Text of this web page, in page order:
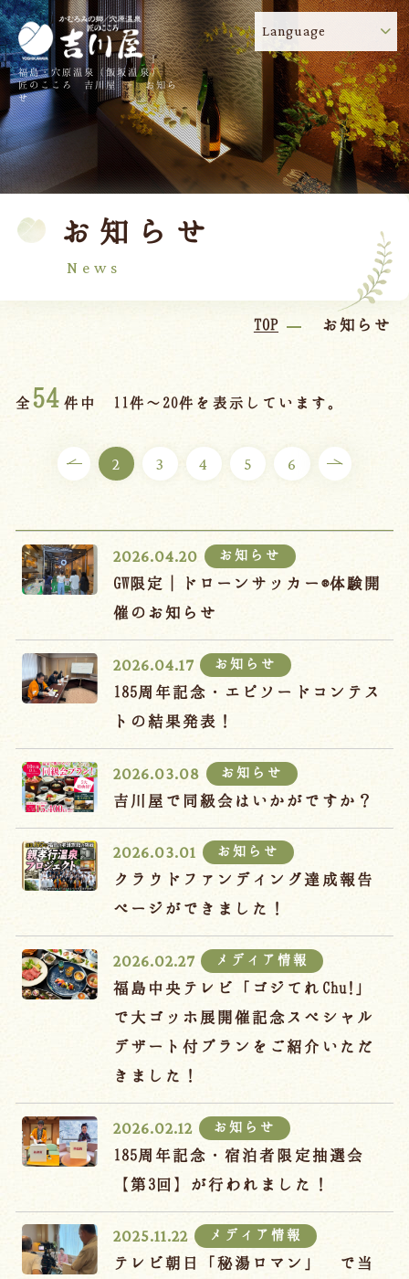
福島・穴原温泉（飯坂温泉）
匠のこころ 吉川屋 - お知ら
せ
Language
お知らせ
News
TOP お知らせ
全54 件中 11件～20件を表示しています。
2 3 4 5 6
2026.04.20 お知らせ
GW限定｜ドローンサッカー®体験開
催のお知らせ
2026.04.17 お知らせ
185周年記念・エピソードコンテス
トの結果発表！
2026.03.08 お知らせ
吉川屋で同級会はいかがですか？
2026.03.01 お知らせ
クラウドファンディング達成報告
ページができました！
2026.02.27 メディア情報
福島中央テレビ「ゴジてれChu!」
で大ゴッホ展開催記念スペシャル
デザート付プランをご紹介いただ
きました！
2026.02.12 お知らせ
185周年記念・宿泊者限定抽選会
【第3回】が行われました！
2025.11.22 メディア情報
テレビ朝日「秘湯ロマン」 で当
! 吉川屋のコロナウイルス感染症対策について
TOP 吉川屋について
温泉 客室
料理
館内
ご宿泊プラン
お部屋からプランを選ぶ
空室カレンダーから選ぶ
会議・団体 吉川屋で過ごす特別な日
お知らせ よくあるご質問
お問い合わせ
予約確認・変更・キャンセル
キャンセルポリシー
宿泊約款
オンラインショップ
吉川屋×温泉むすめ
Follow us
024-542-2226
Language